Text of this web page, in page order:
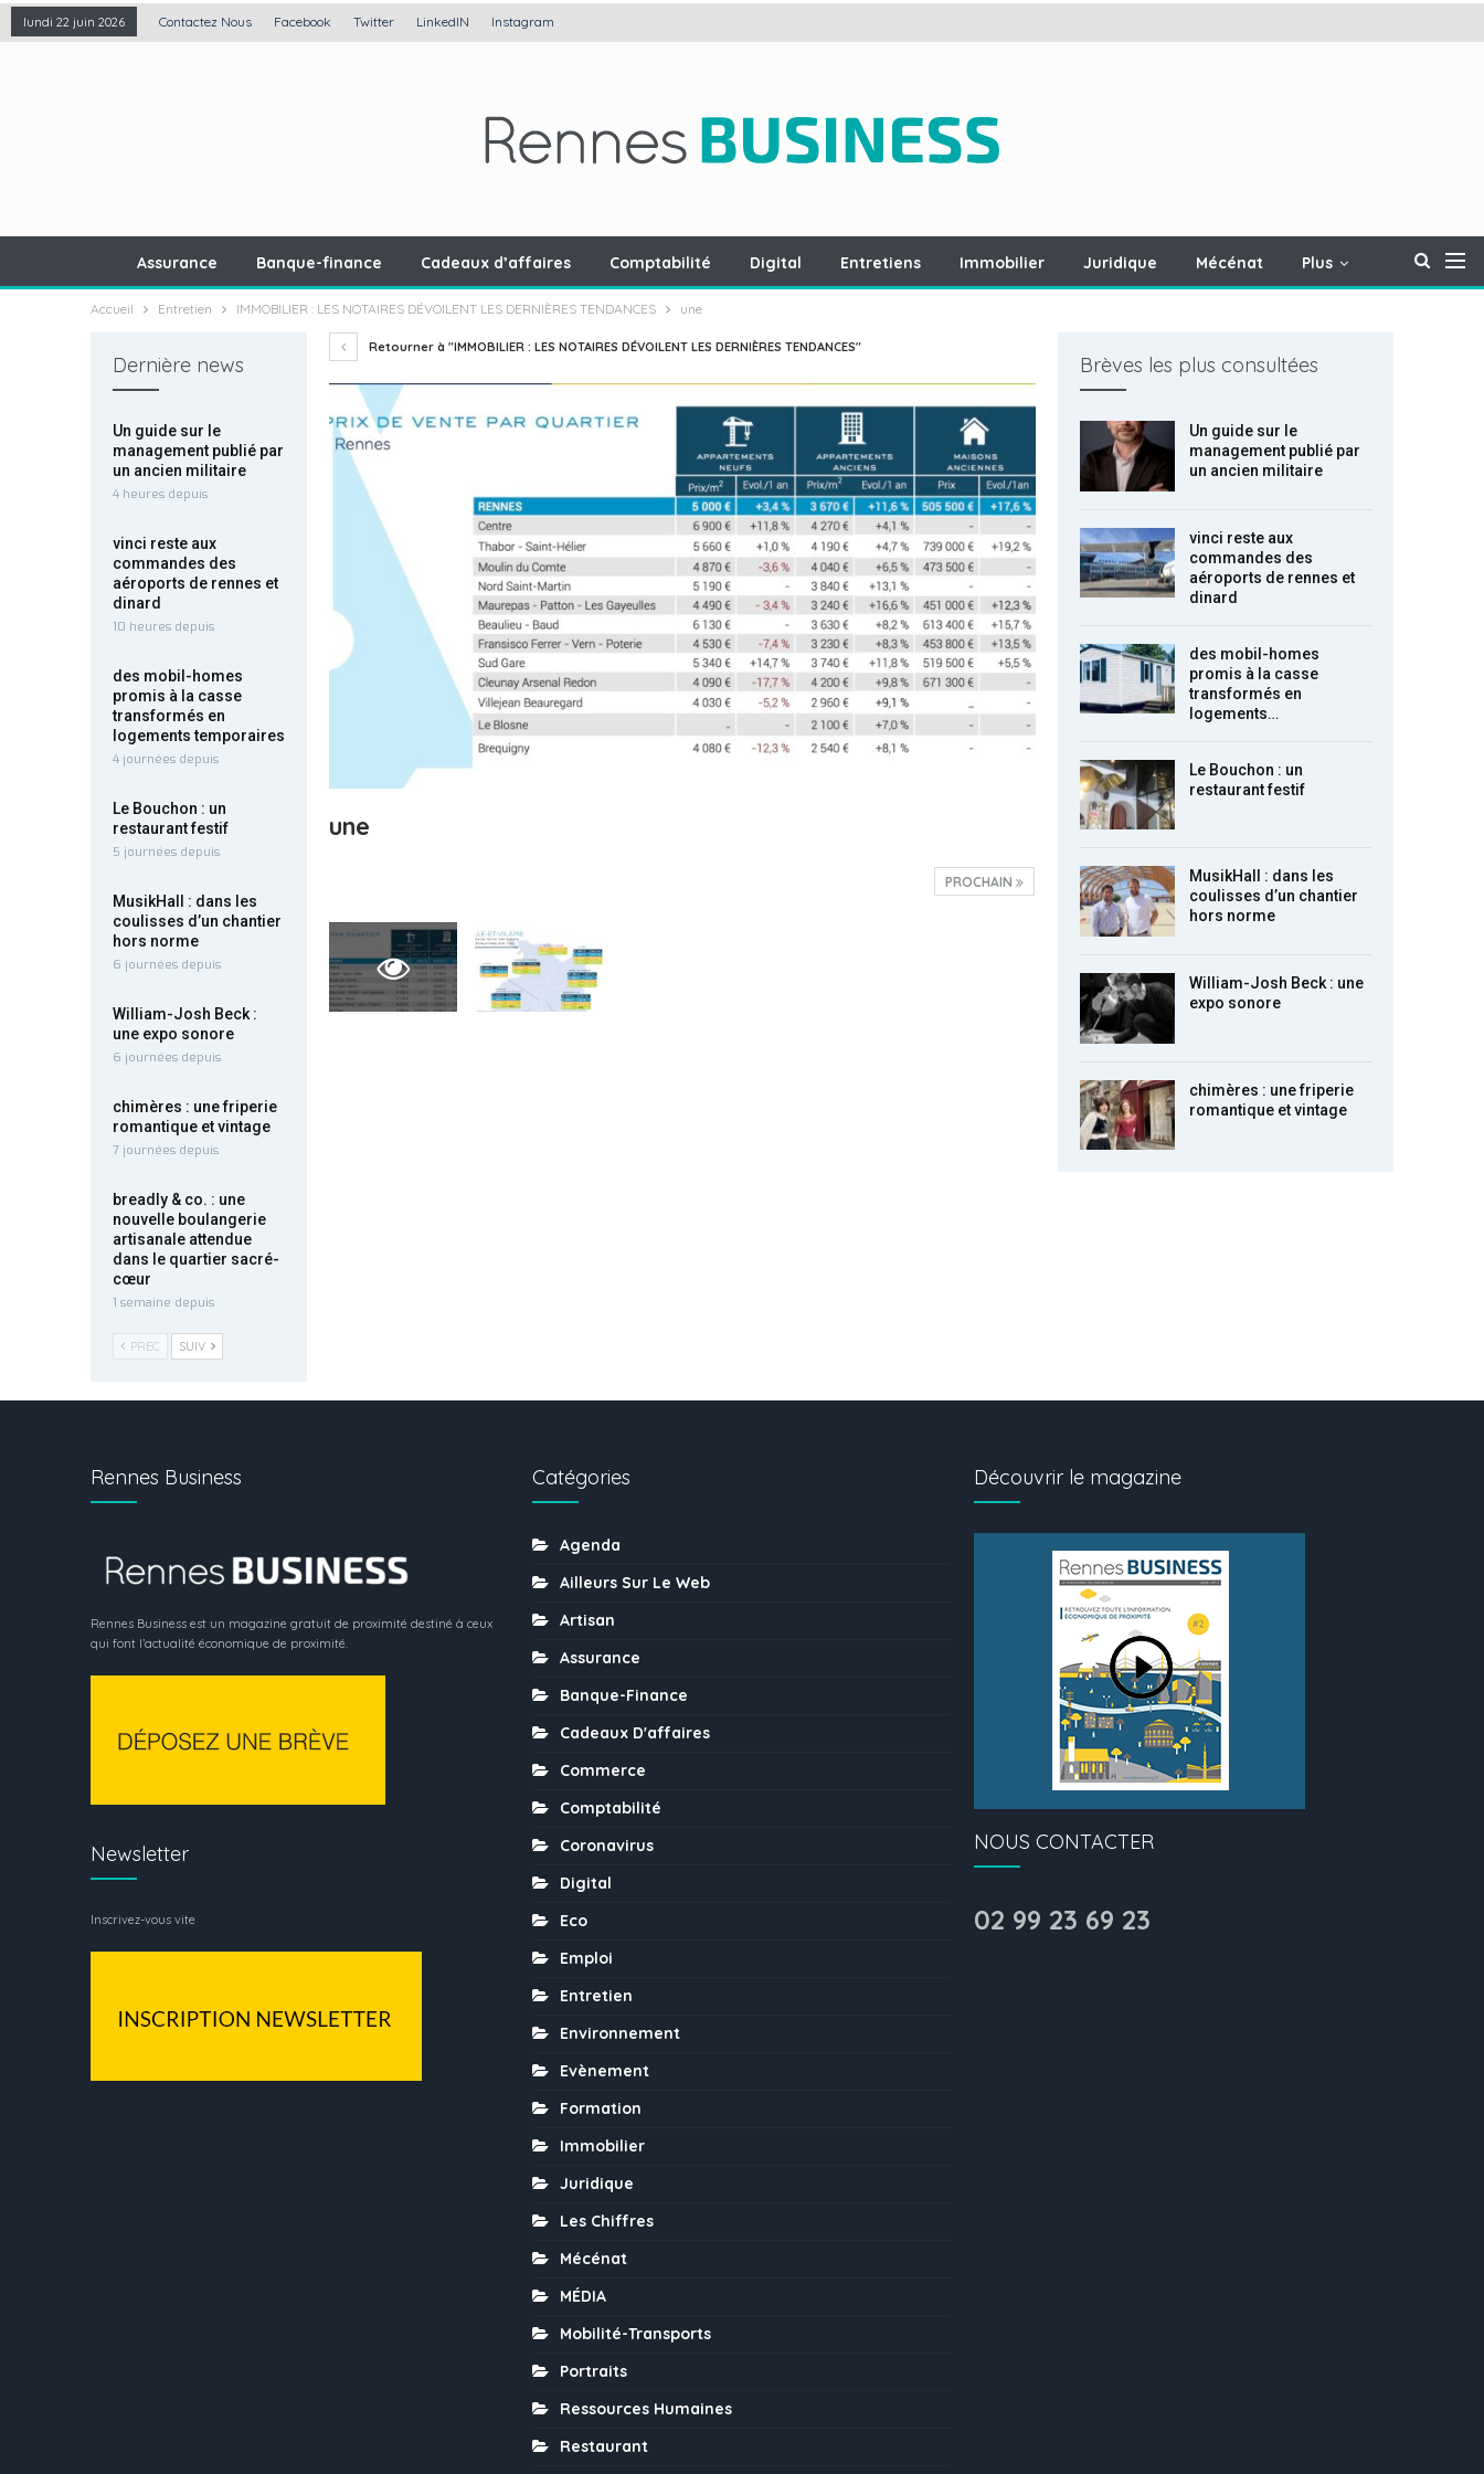
lundi 22 juin 2026 Contactez Nous Facebook Twitter LinkedIN Instagram
Assurance Banque-finance Cadeaux d’affaires Comptabilité Digital Entretiens Immobilier Juridique Mécénat Plus
Accueil Entretien IMMOBILIER : LES NOTAIRES DÉVOILENT LES DERNIÈRES TENDANCES une
Retourner à "IMMOBILIER : LES NOTAIRES DÉVOILENT LES DERNIÈRES TENDANCES"
une
PROCHAIN
Brèves les plus consultées
Un guide sur le
management publié par
un ancien militaire
vinci reste aux
commandes des
aéroports de rennes et
dinard
des mobil-homes
promis à la casse
transformés en
logements…
Le Bouchon : un
restaurant festif
MusikHall : dans les
coulisses d’un chantier
hors norme
William-Josh Beck : une
expo sonore
chimères : une friperie
romantique et vintage
Dernière news
Un guide sur le
management publié par
un ancien militaire
4 heures depuis
vinci reste aux
commandes des
aéroports de rennes et
dinard
10 heures depuis
des mobil-homes
promis à la casse
transformés en
logements temporaires
4 journées depuis
Le Bouchon : un
restaurant festif
5 journées depuis
MusikHall : dans les
coulisses d’un chantier
hors norme
6 journées depuis
William-Josh Beck :
une expo sonore
6 journées depuis
chimères : une friperie
romantique et vintage
7 journées depuis
breadly & co. : une
nouvelle boulangerie
artisanale attendue
dans le quartier sacré-
cœur
1 semaine depuis
PREC SUIV
Rennes Business
Rennes Business est un magazine gratuit de proximité destiné à ceux
qui font l’actualité économique de proximité.
Newsletter
Inscrivez-vous vite
Catégories
Agenda
Ailleurs Sur Le Web
Artisan
Assurance
Banque-Finance
Cadeaux D'affaires
Commerce
Comptabilité
Coronavirus
Digital
Eco
Emploi
Entretien
Environnement
Evènement
Formation
Immobilier
Juridique
Les Chiffres
Mécénat
MÉDIA
Mobilité-Transports
Portraits
Ressources Humaines
Restaurant
Découvrir le magazine
NOUS CONTACTER
02 99 23 69 23